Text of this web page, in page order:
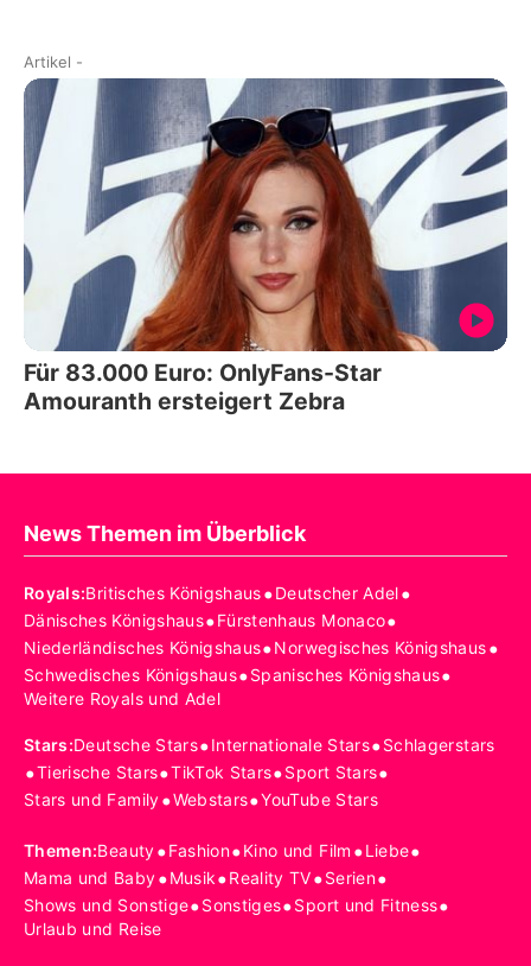
Artikel -
Für 83.000 Euro: OnlyFans-Star
Amouranth ersteigert Zebra
News Themen im Überblick
Royals:Britisches Königshaus•Deutscher Adel•
Dänisches Königshaus•Fürstenhaus Monaco•
Niederländisches Königshaus•Norwegisches Königshaus•
Schwedisches Königshaus•Spanisches Königshaus•
Weitere Royals und Adel
Stars:Deutsche Stars•Internationale Stars•Schlagerstars
•Tierische Stars•TikTok Stars•Sport Stars•
Stars und Family•Webstars•YouTube Stars
Themen:Beauty•Fashion•Kino und Film •Liebe•
Mama und Baby•Musik•Reality TV•Serien•
Shows und Sonstige•Sonstiges•Sport und Fitness•
Urlaub und Reise